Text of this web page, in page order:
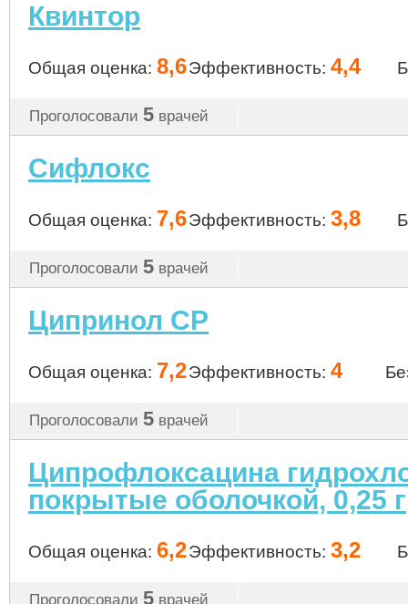
Квинтор
Общая оценка: 8,6Эффективность: 4,4
Проголосовали 5 врачей
Сифлокс
Общая оценка: 7,6Эффективность: 3,8
Проголосовали 5 врачей
Ципринол СР
Общая оценка: 7,2Эффективность: 4
Проголосовали 5 врачей
Ципрофлоксацина
покрытые оболочкой, 0,25 г
Общая оценка: 6,2Эффективность: 3,2
Проголосовали 5 врачей